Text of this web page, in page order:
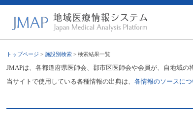
トップページ >施設別検索 > 検索結果一覧
JMAPは、各都道府県医師会、郡市区医師会や会員が、自地域
当サイトで使用している各種情報の出典は、各情報のソースにつ